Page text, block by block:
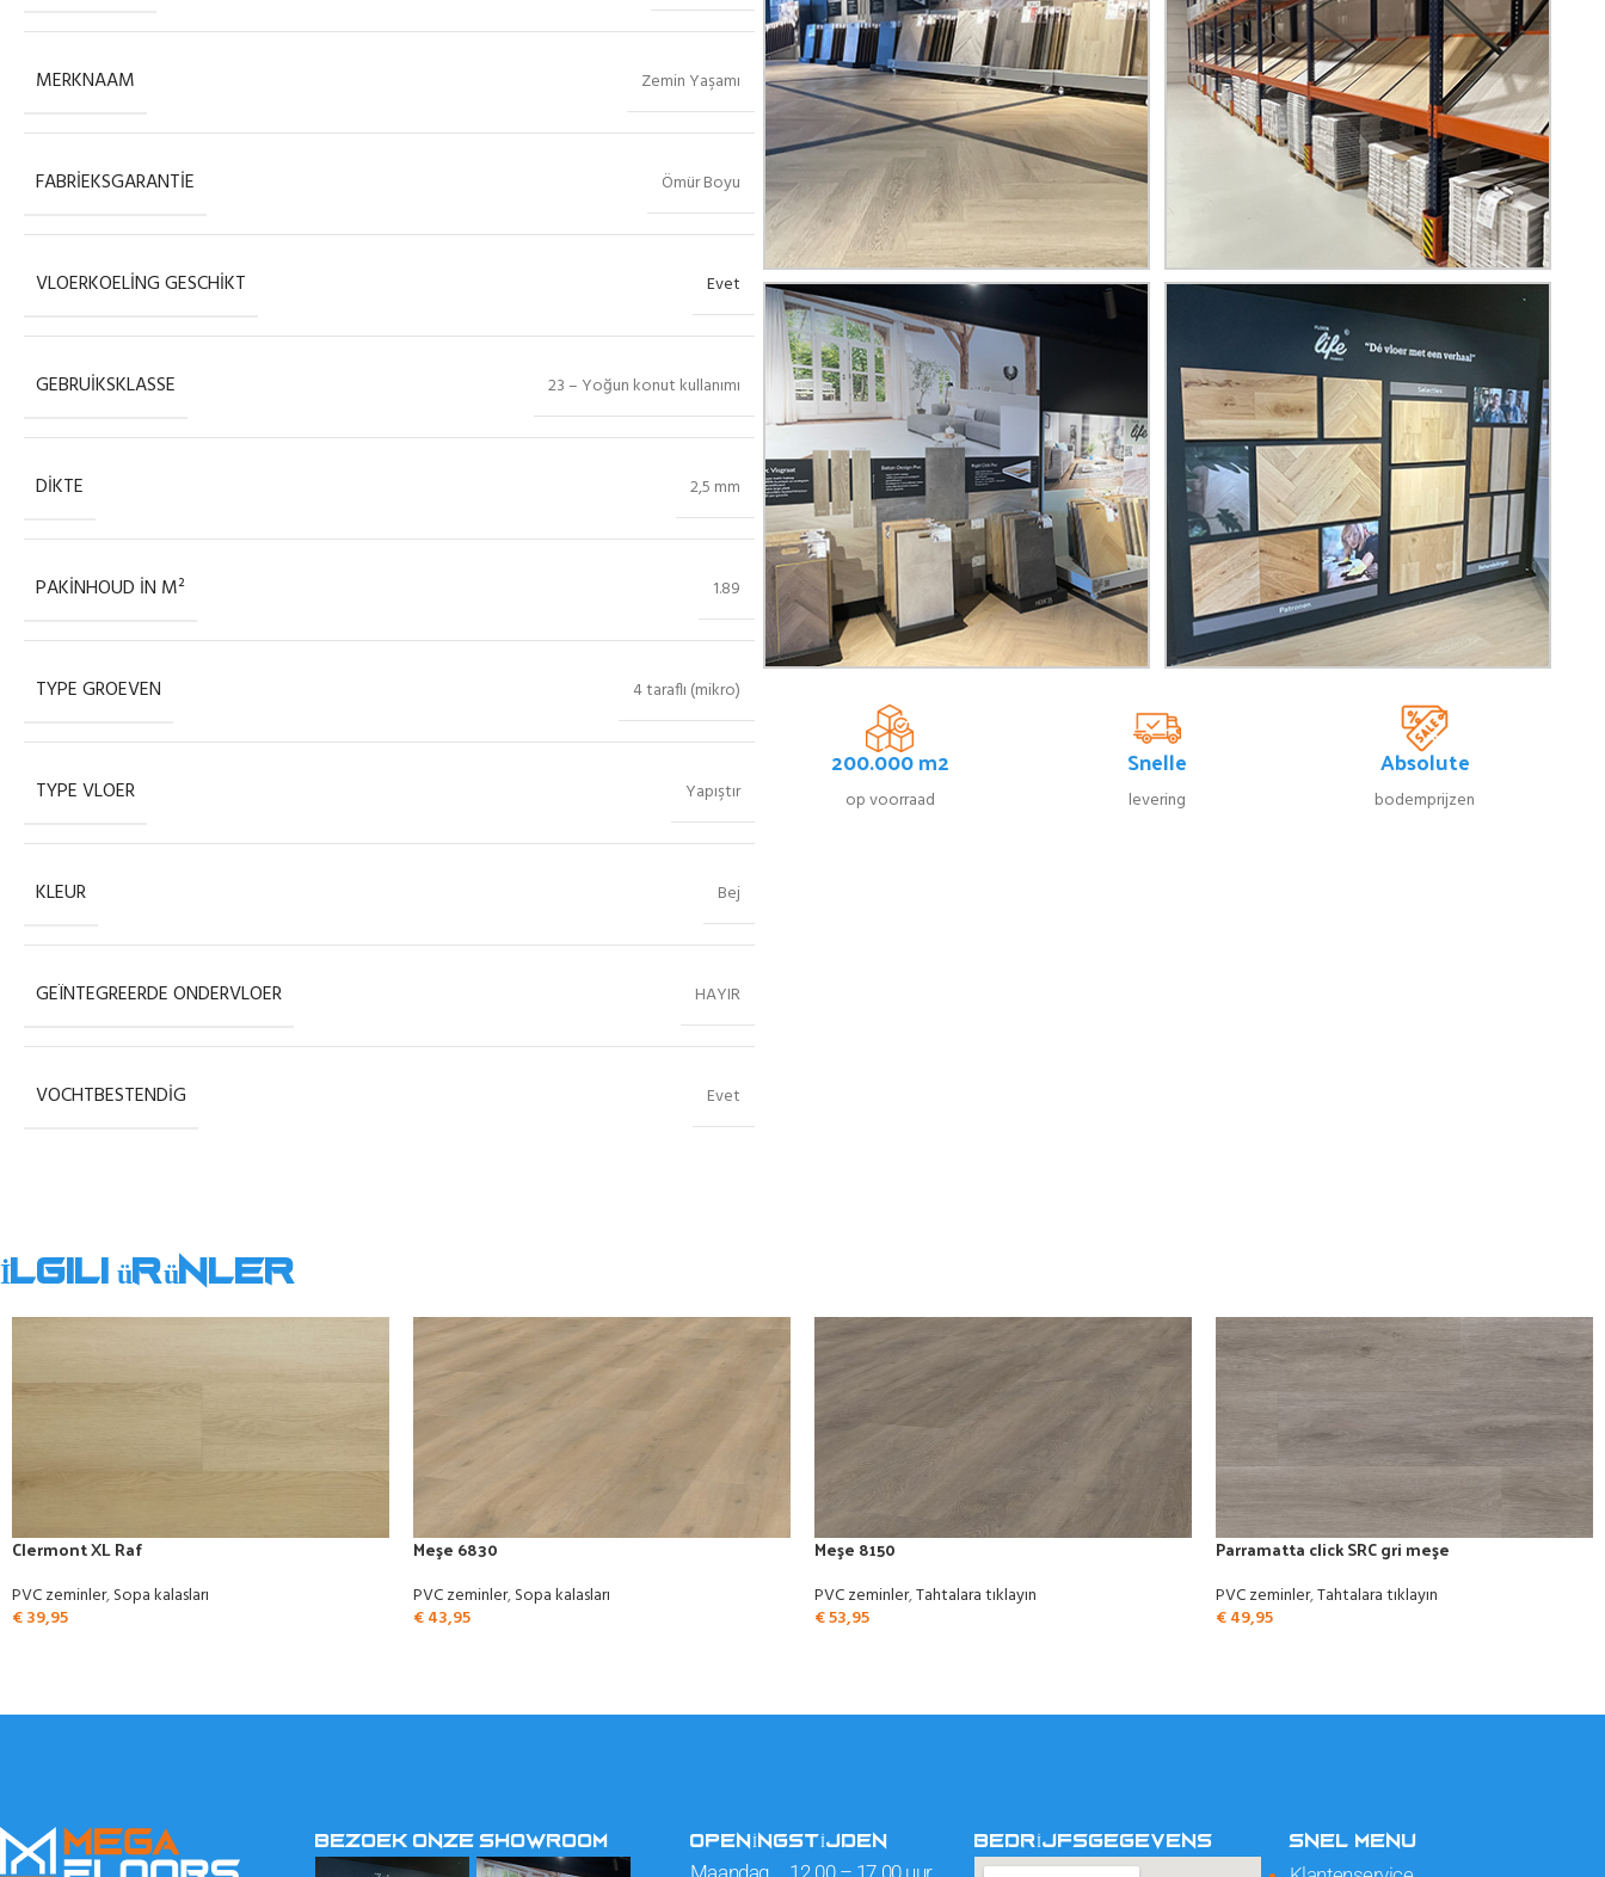
MERKNAAM Zemin Yaşamı
FABRIEKSGARANTIE Ömür Boyu
VLOERKOELING GESCHIKT Evet
GEBRUIKSKLASSE 23 – Yoğun konut kullanımı
DIKTE 2,5 mm
PAKINHOUD IN M² 1.89
TYPE GROEVEN 4 taraflı (mikro)
TYPE VLOER Yapıştır
KLEUR Bej
GEÏNTEGREERDE ONDERVLOER HAYIR
VOCHTBESTENDIG Evet
200.000 m2
op voorraad
Snelle
levering
Absolute
bodemprijzen
İlgili ürünler
Clermont XL Raf
PVC zeminler,Sopa kalasları
€39,95
Meşe 6830
PVC zeminler,Sopa kalasları
€43,95
Meşe 8150
PVC zeminler,Tahtalara tıklayın
€53,95
Parramatta click SRC gri meşe
PVC zeminler,Tahtalara tıklayın
€49,95
BEZOEK ONZE SHOWROOM OPENINGSTIJDEN
Maandag 12.00 – 17.00 uur
BEDRIJFSGEGEVENS SNEL MENU